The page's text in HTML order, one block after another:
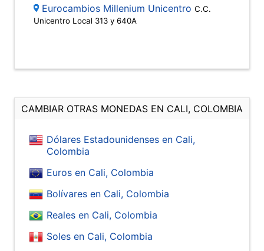
Eurocambios Millenium Unicentro C.C.
Unicentro Local 313 y 640A
CAMBIAR OTRAS MONEDAS EN CALI, COLOMBIA
Dólares Estadounidenses en Cali,
Colombia
Euros en Cali, Colombia
Bolívares en Cali, Colombia
Reales en Cali, Colombia
Soles en Cali, Colombia